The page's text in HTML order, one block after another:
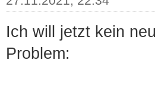
Ich will jetzt kein
Problem: